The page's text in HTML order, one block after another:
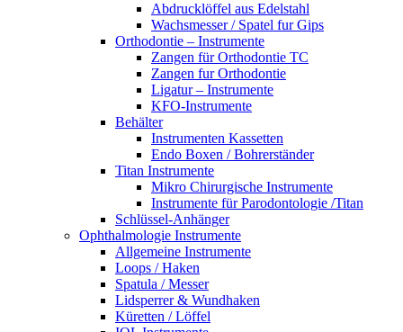
Abdrucklöffel aus Edelstahl
Wachsmesser / Spatel fur Gips
Orthodontie – Instrumente
Zangen für Orthodontie TC
Zangen fur Orthodontie
Ligatur – Instrumente
KFO-Instrumente
Behälter
Instrumenten Kassetten
Endo Boxen / Bohrerständer
Titan Instrumente
Mikro Chirurgische Instrumente
Instrumente für Parodontologie /Titan
Schlüssel-Anhänger
Ophthalmologie Instrumente
Allgemeine Instrumente
Loops / Haken
Spatula / Messer
Lidsperrer & Wundhaken
Küretten / Löffel